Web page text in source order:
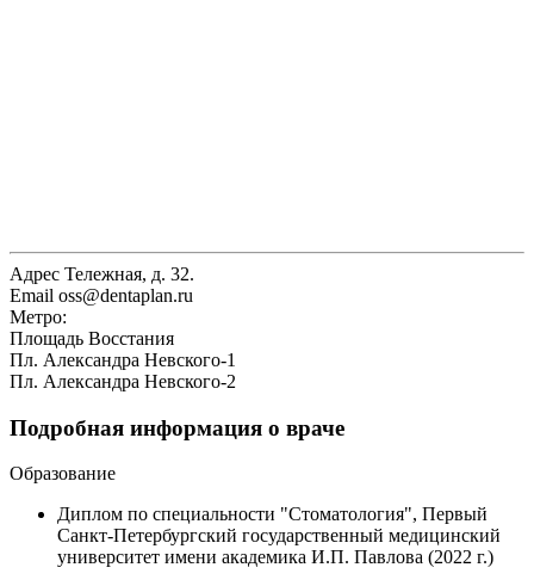
Адрес Тележная, д. 32.
Email oss@dentaplan.ru
Метро:
Площадь Восстания
Пл. Александра Невского-1
Пл. Александра Невского-2
Подробная информация о враче
Образование
Диплом по специальности "Стоматология", Первый
Санкт-Петербургский государственный медицинский
университет имени академика И.П. Павлова (2022 г.)